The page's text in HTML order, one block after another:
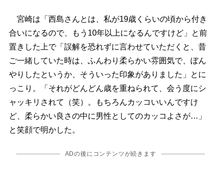
宮崎は「西島さんとは、私が19歳くらいの頃から付き
合いになるので、もう10年以上になるんですけど」と前
置きした上で「誤解を恐れずに言わせていただくと、昔
ご一緒していた時は、ふんわり柔らかい雰囲気で、ぼん
りしたというか、そういった印象がありました」とに
っこり。「それがどんどん歳を重ねられて、会う度にシ
ャッキリされて（笑）。もちろんカッコいいんですけ
ど、柔らかい良さの中に男性としてのカッコよさが…」
と笑顔で明かした。
ADの後にコンテンツが続きます